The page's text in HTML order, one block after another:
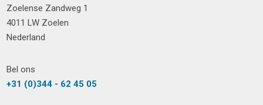
Zoelense Zandweg 1
4011 LW Zoelen
Nederland
Bel ons
+31 (0)344 - 62 45 05